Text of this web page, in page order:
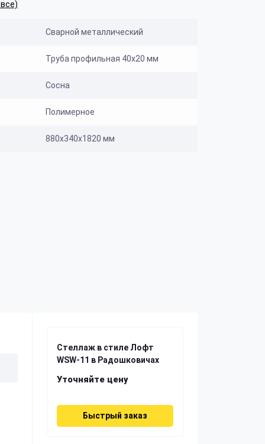
Сварной металлический
Труба профильная 40х20 мм
Сосна
Полимерное
880х340х1820 мм
Стеллаж в стиле Лофт
WSW-11 в Радошковичах
Уточняйте цену
Быстрый заказ